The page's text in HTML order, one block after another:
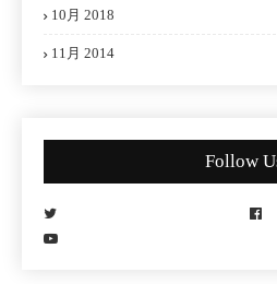
10月 2018
11月 2014
Follow